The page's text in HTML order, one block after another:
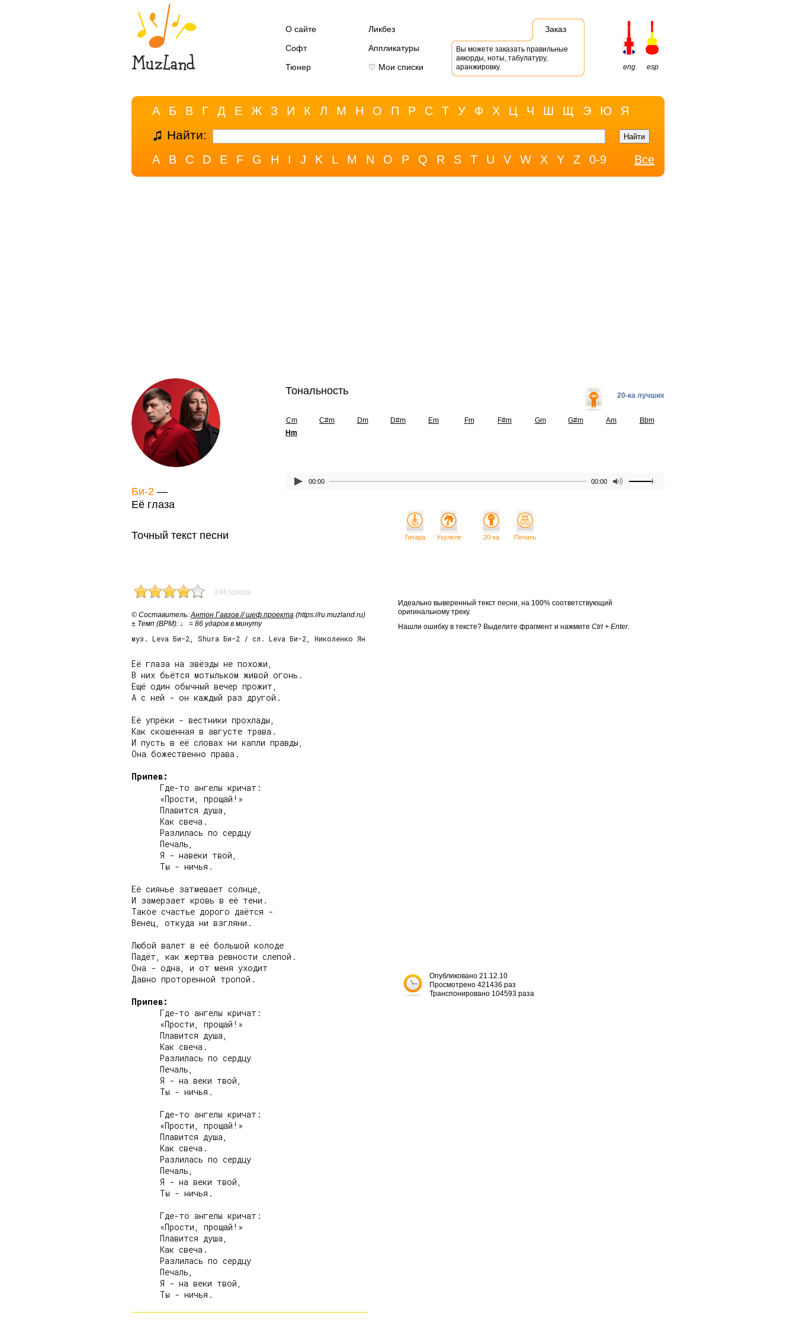
О сайте
Ликбез
Софт
Аппликатуры
Тюнер
♡ Мои списки
Заказ
Вы можете заказать правильные
аккорды, ноты, табулатуру,
аранжировку.
eng esp
А Б В Г Д Е Ж З И К Л М Н О П Р С Т У Ф Х Ц Ч Ш Щ Э Ю Я
Найти:
A B C D E F G H I J K L M N O P Q R S T U V W X Y Z 0-9 Все
Би-2 —
Её глаза
Тональность 20-ка лучших
Cm C#m Dm D#m Em Fm F#m Gm G#m Am
Bbm
Hm
00:00 00:00
Точный текст песни
244 голоса
© Cоставитель:Антон Гавзов // шеф проекта (https://ru.muzland.ru)
± Темп (BPM): ♩ = 86 ударов в минуту
муз. Leva Би-2, Shura Би-2 / сл. Leva Би-2, Николенко Ян
Её глаза на звёзды не похожи,
В них бьётся мотыльком живой огонь.
Ещё один обычный вечер прожит,
А с ней - он каждый раз другой.
Её упрёки - вестники прохлады,
Как скошенная в августе трава.
И пусть в её словах ни капли правды,
Она божественно права.
Припев:
      Где-то ангелы кричат:
      «Прости, прощай!»
      Плавится душа,
      Как свеча.
      Разлилась по сердцу
      Печаль,
      Я - навеки твой,
      Ты - ничья.
Её сиянье затмевает солнце,
И замерзает кровь в её тени.
Такое счастье дорого даётся -
Венец, откуда ни взгляни.
Любой валет в её большой колоде
Падёт, как жертва ревности слепой.
Она - одна, и от меня уходит
Давно проторенной тропой.
Припев:
      Где-то ангелы кричат:
      «Прости, прощай!»
      Плавится душа,
      Как свеча.
      Разлилась по сердцу
      Печаль,
      Я - на веки твой,
      Ты - ничья.
      Где-то ангелы кричат:
      «Прости, прощай!»
      Плавится душа,
      Как свеча.
      Разлилась по сердцу
      Печаль,
      Я - на веки твой,
      Ты - ничья.
      Где-то ангелы кричат:
      «Прости, прощай!»
      Плавится душа,
      Как свеча.
      Разлилась по сердцу
      Печаль,
      Я - на веки твой,
Гитара Укулеле 20-ка Печать
Идеально выверенный текст песни, на 100% соответствующий
оригинальному треку.
Нашли ошибку в тексте? Выделите фрагмент и нажмите Ctrl + Enter.
Опубликовано 21.12.10
Просмотрено 421436 раз
Транспонировано 104593 раза